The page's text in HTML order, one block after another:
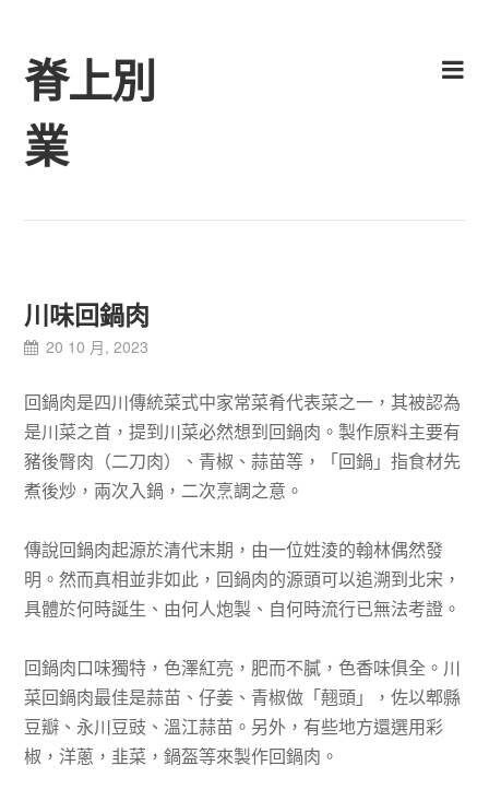
content
脊上別
業
川味回鍋肉
20 10 月, 2023
回鍋肉是四川傳統菜式中家常菜肴代表菜之一，其被認為
是川菜之首，提到川菜必然想到回鍋肉。製作原料主要有
豬後臀肉（二刀肉）、青椒、蒜苗等，「回鍋」指食材先
煮後炒，兩次入鍋，二次烹調之意。
傳說回鍋肉起源於清代末期，由一位姓淩的翰林偶然發
明。然而真相並非如此，回鍋肉的源頭可以追溯到北宋，
具體於何時誕生、由何人炮製、自何時流行已無法考證。
回鍋肉口味獨特，色澤紅亮，肥而不膩，色香味俱全。川
菜回鍋肉最佳是蒜苗、仔姜、青椒做「翹頭」，佐以郫縣
豆瓣、永川豆豉、溫江蒜苗。另外，有些地方還選用彩
椒，洋蔥，韭菜，鍋盔等來製作回鍋肉。